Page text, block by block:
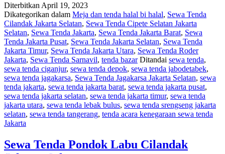
Diterbitkan April 19, 2023
Dikategorikan dalam Meja dan tenda halal bi halal, Sewa Tenda
Cilandak Jakarta Selatan, Sewa Tenda Cipete Selatan Jakarta
Selatan, Sewa Tenda Jakarta, Sewa Tenda Jakarta Barat, Sewa
Tenda Jakarta Pusat, Sewa Tenda Jakarta Selatan, Sewa Tenda
Jakarta Timur, Sewa Tenda Jakarta Utara, Sewa Tenda Roder
Jakarta, Sewa Tenda Sarnavil, tenda bazar Ditandai sewa tenda,
sewa tenda ciganjur, sewa tenda depok, sewa tenda jabodetabek,
sewa tenda jagakarsa, Sewa Tenda Jagakarsa Jakarta Selatan, sewa
tenda jakarta, sewa tenda jakarta barat, sewa tenda jakarta pusat,
sewa tenda jakarta selatan, sewa tenda jakarta timur, sewa tenda
jakarta utara, sewa tenda lebak bulus, sewa tenda srengseng jakarta
selatan, sewa tenda tangerang, tenda acara kenegaraan sewa tenda
Jakarta
Sewa Tenda Pondok Labu Cilandak